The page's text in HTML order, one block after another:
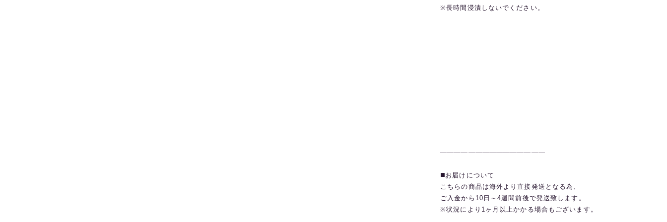
※長時間浸漬しないでください。
———————————————
◼️お届けについて
こちらの商品は海外より直接発送となる為、
ご入金から10日～4週間前後で発送致します。
※状況により1ヶ月以上かかる場合もございます。